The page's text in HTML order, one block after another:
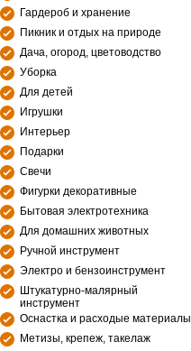
Гардероб и хранение
Пикник и отдых на природе
Дача, огород, цветоводство
Уборка
Для детей
Игрушки
Интерьер
Подарки
Свечи
Фигурки декоративные
Бытовая электротехника
Для домашних животных
Ручной инструмент
Электро и бензоинструмент
Штукатурно-малярный
инструмент
Оснастка и расходые материалы
Метизы, крепеж, такелаж